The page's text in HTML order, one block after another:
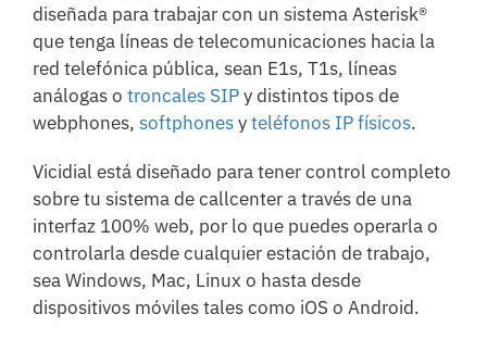
diseñada para trabajar con un sistema Asterisk®
que tenga líneas de telecomunicaciones hacia la
red telefónica pública, sean E1s, T1s, líneas
análogas o troncales SIPy distintos tipos de
webphones, softphonesyteléfonos IP físicos.
Vicidial está diseñado para tener control completo
sobre tu sistema de callcenter a través de una
interfaz 100% web, por lo que puedes operarla o
controlarla desde cualquier estación de trabajo,
sea Windows, Mac, Linux o hasta desde
dispositivos móviles tales como iOS o Android.